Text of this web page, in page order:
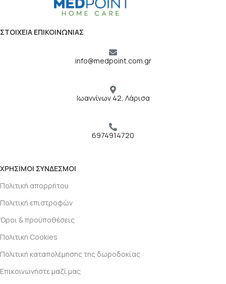
ΣΤΟΙΧΕΙΑ ΕΠΙΚΟΙΝΩΝΙΑΣ
info@medpoint.com.gr
Ιωαννίνων 42, Λάρισα
6974914720
ΧΡΗΣΙΜΟΙ ΣΥΝΔΕΣΜΟΙ
Πολιτική απορρήτου
Πολιτική επιστροφών
Όροι & προϋποθέσεις
Πολιτική Cookies
Πολιτική καταπολέμησης της δωροδοκίας
Επικοινωνήστε μαζί μας